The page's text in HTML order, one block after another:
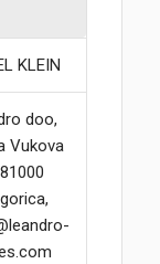
KLEIN
doo,
Vukova